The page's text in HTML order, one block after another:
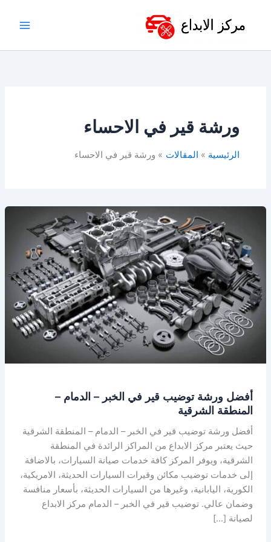
ورشة قير في الاحساء
الرئيسية المقالات ورشة قير في الاحساء
أفضل ورشة توضيب قير في الخبر – الدمام –
المنطقة الشرقية
أفضل ورشة توضيب قير في الخبر – الدمام – المنطقة الشرقية
حيث يعتبر مركز الابداع من المراكز الرائدة في المنطقة
الشرقية، ويوفر المركز كافة خدمات صيانة السيارات، بالاضافة
إلى خدمات توضيب مكائن وقيرات السيارات الحديثة، الامريكية،
الكورية، اليابانية، وغيرها من السيارات الحديثة، بأسعار منافسة
وضمان عالي. توضيب قير في الخبر – الدمام مركز الابداع
لصيانة […]
توضيب
قير
في
الخبر
–
الدمام
–
المنطقة